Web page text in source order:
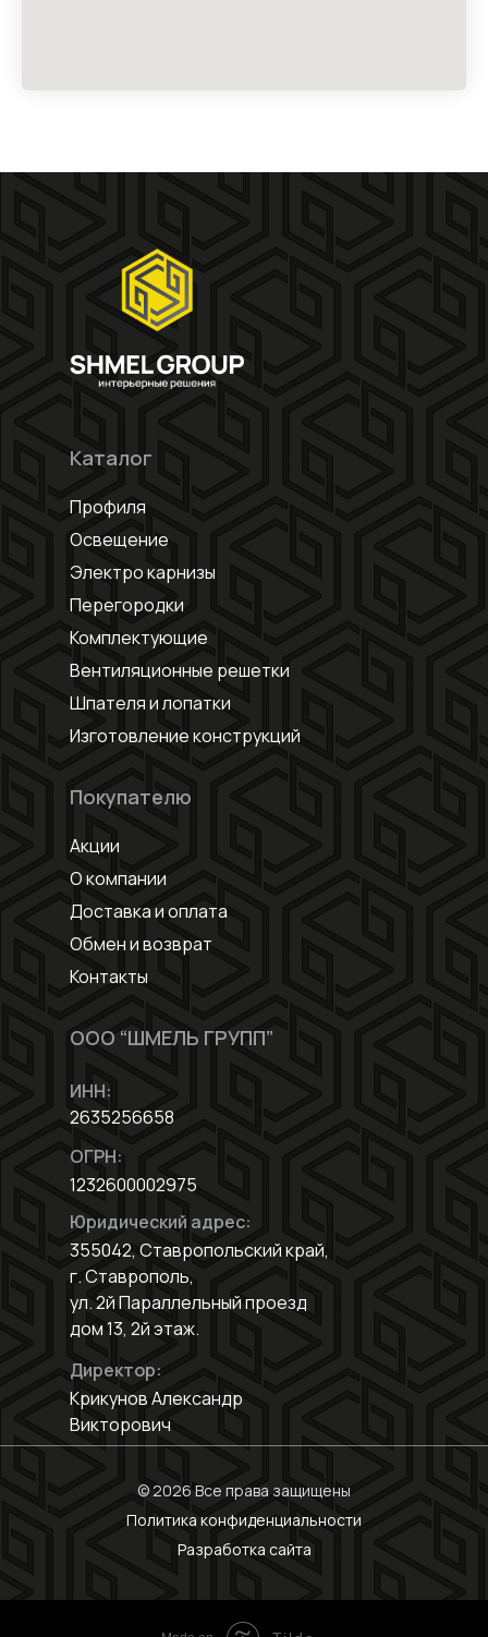
Каталог
Профиля
Освещение
Электро карнизы
Перегородки
Комплектующие
Вентиляционные решетки
Шпателя и лопатки
Покупателю
Акции
О компании
Доставка и оплата
Обмен и возврат
Контакты
ООО “ШМЕЛЬ ГРУПП”
2635256658
ИНН:
1232600002975
ОГРН:
Юридический адрес:
355042, Ставропольский край,
г. Ставрополь,
ул. 2й Параллельный проезд
дом 13, 2й этаж.
Директор:
Крикунов Александр
Викторович
© 2026 Все права защищены
Политика конфиденциальности
Разработка сайта
Изготовление конструкций